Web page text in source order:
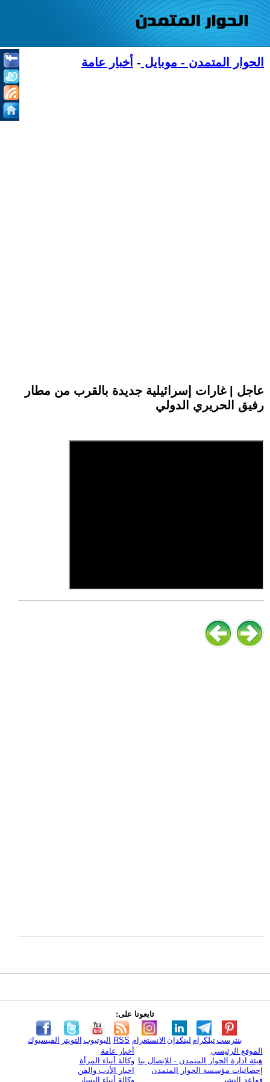
الحوار المتمدن - موبايل - أخبار عامة
عاجل | غارات إسرائيلية جديدة بالقرب من مطار
رفيق الحريري الدولي
تابعونا على:
الفيسبوك التويتر اليوتيوب RSS الانستغرام لينكدإن تيلكرامبنترست
الموقع الرئيسي
هيئة ادارة الحوار المتمدن - للإتصال بنا
إحصائيات مؤسسة الحوار المتمدن
قواعد النشر
أخبار عامة
وكالة أنباء المرأة
اخبار الأدب والفن
وكالة أنباء اليسار